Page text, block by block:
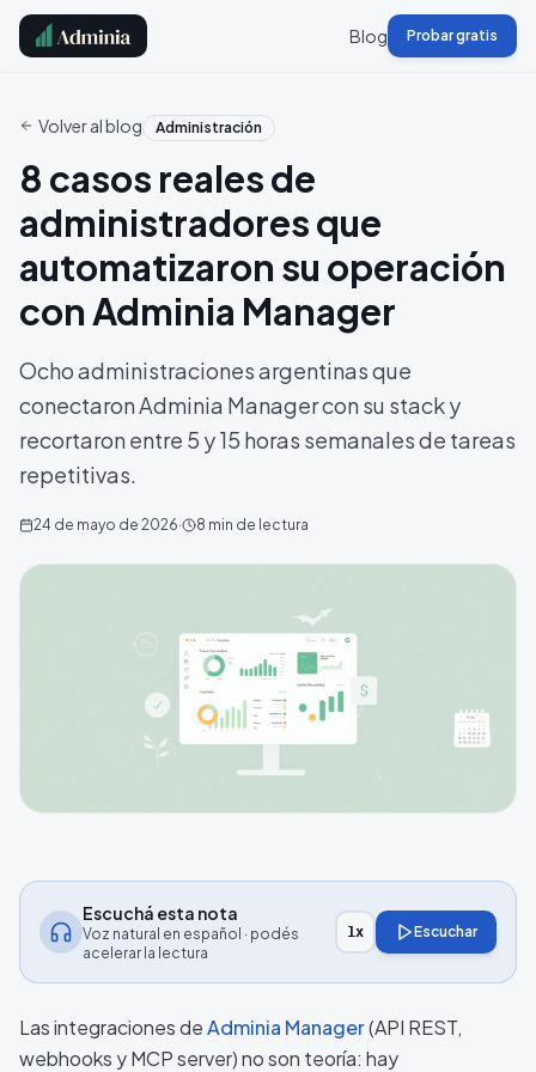
Blog Probar gratis
Volver al blog Administración
8 casos reales de
administradores que
automatizaron su operación
con Adminia Manager
Ocho administraciones argentinas que
conectaron Adminia Manager con su stack y
recortaron entre 5 y 15 horas semanales de tareas
repetitivas.
24 de mayo de 2026· 8 min de lectura
Escuchá esta nota
Voz natural en español · podés
acelerar la lectura
1x Escuchar
Las integraciones deAdminia Manager(API REST,
webhooks y MCP server) no son teoría: hay